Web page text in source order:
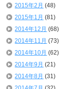
2015年2月 (48)
2015年1月 (81)
2014年12月 (68)
2014年11月 (73)
2014年10月 (62)
2014年9月 (21)
2014年8月 (31)